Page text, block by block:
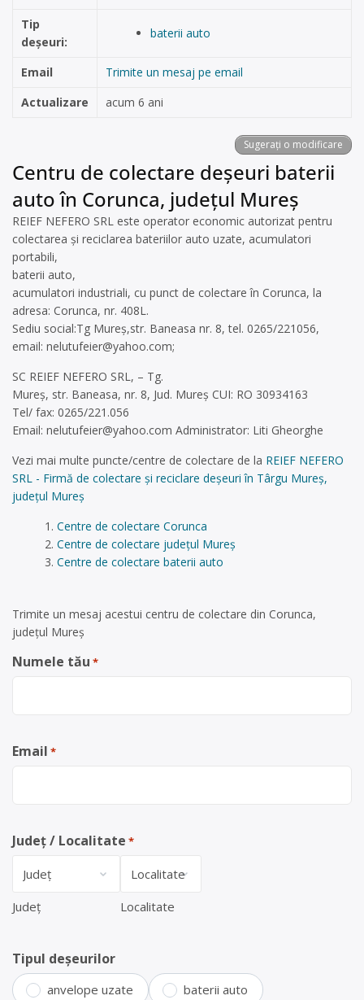
Tip
deșeuri:
baterii auto
Email
Trimite un mesaj pe email
Actualizare
acum 6 ani
Sugerați o modificare
Centru de colectare deșeuri baterii
auto în Corunca, județul Mureș
REIEF NEFERO SRL este operator economic autorizat pentru
colectarea și reciclarea bateriilor auto uzate, acumulatori
portabili,
baterii auto,
acumulatori industriali, cu punct de colectare în Corunca, la
adresa: Corunca, nr. 408L.
Sediu social:Tg Mureș,str. Baneasa nr. 8, tel. 0265/221056,
email: nelutufeier@yahoo.com;
SC REIEF NEFERO SRL, – Tg.
Mureș, str. Baneasa, nr. 8, Jud. Mureș CUI: RO 30934163
Tel/ fax: 0265/221.056
Email: nelutufeier@yahoo.com Administrator: Liti Gheorghe
Vezi mai multe puncte/centre de colectare de la REIEF NEFERO
SRL - Firmă de colectare și reciclare deșeuri în Târgu Mureș,
județul Mureș
Centre de colectare Corunca
Centre de colectare județul Mureș
Centre de colectare baterii auto
Trimite un mesaj acestui centru de colectare din Corunca,
județul Mureș
Numele tău *
Email *
Județ / Localitate *
Județ Localitate
Tipul deșeurilor
anvelope uzate baterii auto